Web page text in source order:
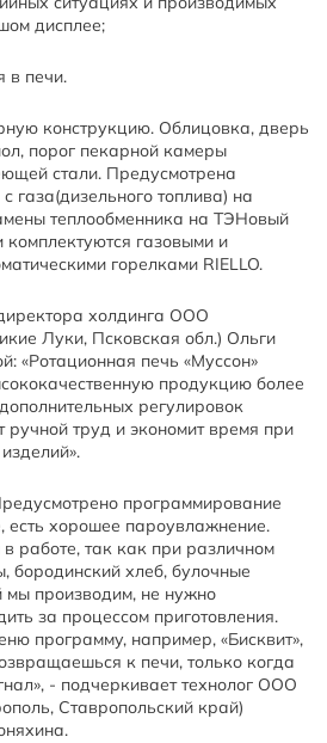
дисплее;
в печи.
конструкцию. Облицовка, дверь
порог пекарной камеры
стали. Предусмотрена
газа(дизельного топлива) на
теплообменника на ТЭНовый
комплектуются газовыми и
горелками RIELLO.
холдинга ООО
Луки, Псковская обл.) Ольги
«Ротационная печь «Муссон»
продукцию более
регулировок
труд и экономит время при
программирование
есть хорошее пароувлажнение.
работе, так как при различном
бородинский хлеб, булочные
мы производим, не нужно
за процессом приготовления.
программу, например, «Бисквит»,
к печи, только когда
- подчеркивает технолог ООО
Ставропольский край)